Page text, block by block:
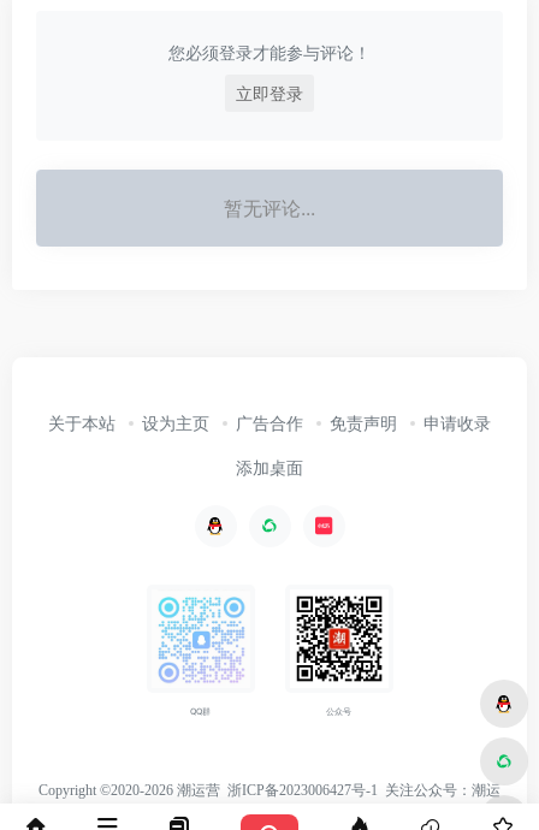
您必须登录才能参与评论！
立即登录
暂无评论...
关于本站 设为主页 广告合作 免责声明 申请收录
添加桌面
QQ群 公众号
Copyright ©2020-2026 潮运营 浙ICP备2023006427号-1 关注公众号：潮运
营